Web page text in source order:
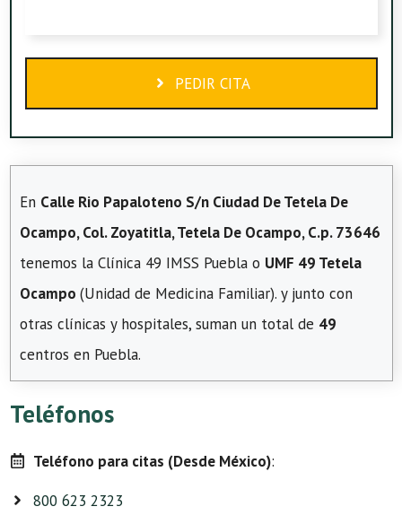
PEDIR CITA
En Calle Rio Papaloteno S/n Ciudad De Tetela De
Ocampo, Col. Zoyatitla, Tetela De Ocampo, C.p. 73646
tenemos la Clínica 49 IMSS Puebla o UMF 49 Tetela
Ocampo (Unidad de Medicina Familiar). y junto con
otras clínicas y hospitales, suman un total de 49
centros en Puebla.
Teléfonos
Teléfono para citas (Desde México):
800 623 2323